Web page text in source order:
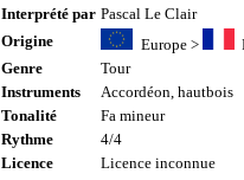
Interprété par Pascal Le Clair
Origine
Europe>
Genre
Tour
Instruments
Accordéon ,hautbois
Tonalité
Fa mineur
Rythme
4/4
Licence
Licence inconnue